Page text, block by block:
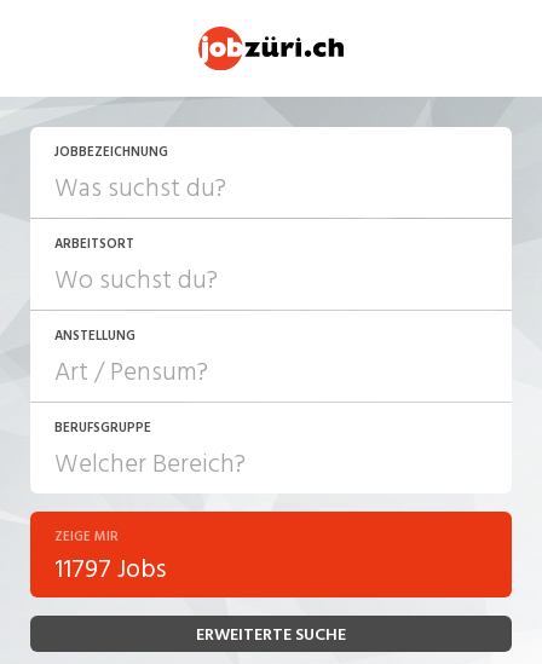
JOBBEZEICHNUNG
ARBEITSORT
ANSTELLUNG
JOB-TYP
Festanstellung
Temporär (befristet)
BERUFSGRUPPE
Bank, Versicherung
Bau, Handwerk, Elektro
Bildung, Kunst, Design, Soziale Berufe, Sport
ZEIGE MIR
11797 Jobs
ERWEITERTE SUCHE